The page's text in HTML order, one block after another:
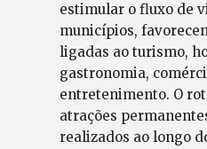
estimular o fluxo de
municípios,
ligadas ao turismo,
gastronomia,
entretenimento. O
atrações
realizados ao longo